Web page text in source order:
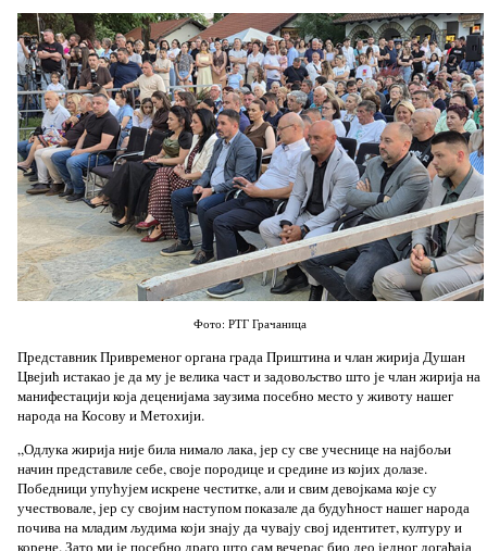
Фото: РТГ Грачаница
Представник Привременог органа града Приштина и члан жирија Душан
Цвејић истакао је да му је велика част и задовољство што је члан жирија на
манифестацији која деценијама заузима посебно место у животу нашег
народа на Косову и Метохији.
„Одлука жирија није била нимало лака, јер су све учеснице на најбољи
начин представиле себе, своје породице и средине из којих долазе.
Победници упућујем искрене честитке, али и свим девојкама које су
учествовале, јер су својим наступом показале да будућност нашег народа
почива на младим људима који знају да чувају свој идентитет, културу и
корене. Зато ми је посебно драго што сам вечерас био део једног догађаја